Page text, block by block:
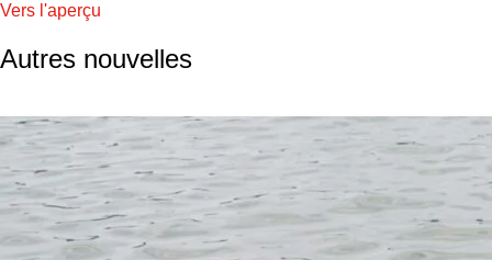
Vers l'aperçu
Autres nouvelles